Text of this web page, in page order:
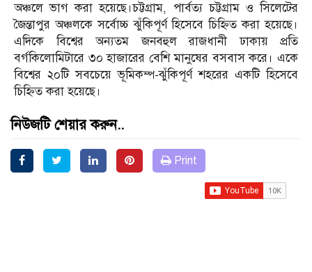
অঞ্চলে ভাগ করা হয়েছে।চট্টগ্রাম, পার্বত্য চট্টগ্রাম ও সিলেটের
জৈন্তাপুর অঞ্চলকে সর্বোচ্চ ঝুঁকিপূর্ণ হিসেবে চিহ্নিত করা হয়েছে।
এদিকে বিশ্বের অন্যতম জনবহুল রাজধানী ঢাকায় প্রতি
বর্গকিলোমিটারে ৩০ হাজারের বেশি মানুষের বসবাস করে। একে
বিশ্বের ২০টি সবচেয়ে ভূমিকম্প-ঝুঁকিপূর্ণ শহরের একটি হিসেবে
চিহ্নিত করা হয়েছে।
নিউজটি শেয়ার করুন..
Print